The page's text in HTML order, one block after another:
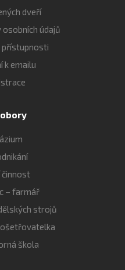
dveří
údajů
přístupnosti
k emailu
činnost
– farmář
strojů
škola